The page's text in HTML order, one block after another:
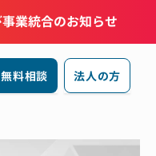
業統合のお知らせ
無料相談 法人の方